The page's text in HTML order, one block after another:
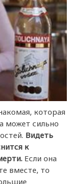
которая
может сильно
Видеть
к
Если она
вместе, то